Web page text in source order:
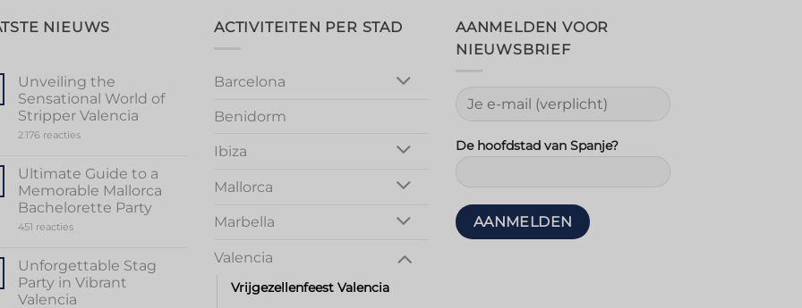
NIEUWS
Unveiling the
Sensational World of
Stripper Valencia
2.176 reactiesop
Sensational
World
of
Stripper
Valencia
Ultimate Guide to a
Memorable Mallorca
Bachelorette Party
451 reactiesop
to
a
Memorable
Mallorca
Unforgettable Stag
Party in Vibrant
Valencia
ACTIVITEITEN PER STAD
Barcelona
Benidorm
Ibiza
Mallorca
Marbella
Valencia
Vrijgezellenfeest Valencia
AANMELDEN VOOR
NIEUWSBRIEF
De hoofdstad van Spanje?